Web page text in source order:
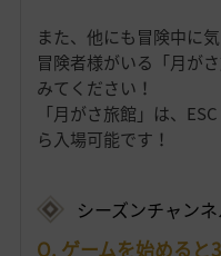
また、他にも冒険中に
冒険者様がいる「月が
みてください！
「月がさ旅館」は、
ら入場可能です！
シーズンチャン
Q. ゲームを始める